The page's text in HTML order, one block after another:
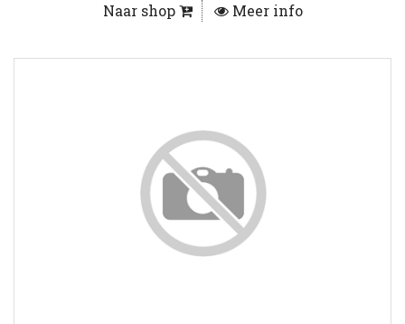
Naar shop Meer info